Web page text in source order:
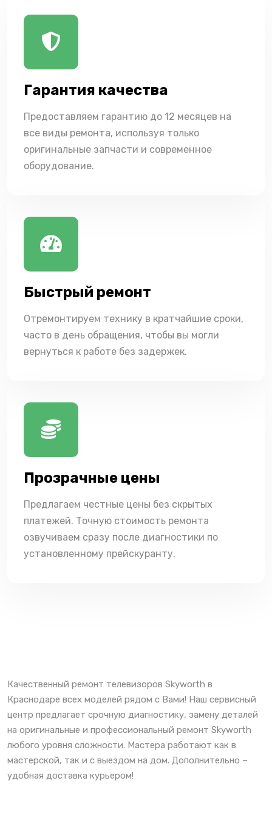
Гарантия качества
Предоставляем гарантию до 12 месяцев на
все виды ремонта, используя только
оригинальные запчасти и современное
оборудование.
Быстрый ремонт
Отремонтируем технику в кратчайшие сроки,
часто в день обращения, чтобы вы могли
вернуться к работе без задержек.
Прозрачные цены
Предлагаем честные цены без скрытых
платежей. Точную стоимость ремонта
озвучиваем сразу после диагностики по
установленному прейскуранту.
Качественный ремонт телевизоров Skyworth в
Краснодаре всех моделей рядом с Вами! Наш сервисный
центр предлагает срочную диагностику, замену деталей
на оригинальные и профессиональный ремонт Skyworth
любого уровня сложности. Мастера работают как в
мастерской, так и с выездом на дом. Дополнительно –
удобная доставка курьером!